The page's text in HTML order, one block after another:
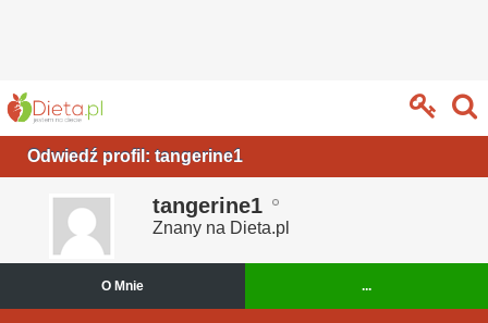
Odwiedź profil: tangerine1
tangerine1
Znany na Dieta.pl
O Mnie ...